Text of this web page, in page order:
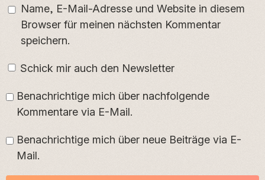
Name, E-Mail-Adresse und Website in diesem
Browser für meinen nächsten Kommentar
speichern.
Schick mir auch den Newsletter
Benachrichtige mich über nachfolgende
Kommentare via E-Mail.
Benachrichtige mich über neue Beiträge via E-
Mail.